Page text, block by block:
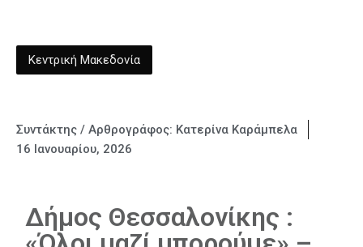
Κεντρική Μακεδονία
Συντάκτης / Αρθρογράφος: Κατερίνα Καράμπελα
16 Ιανουαρίου, 2026
Δήμος Θεσσαλονίκης :